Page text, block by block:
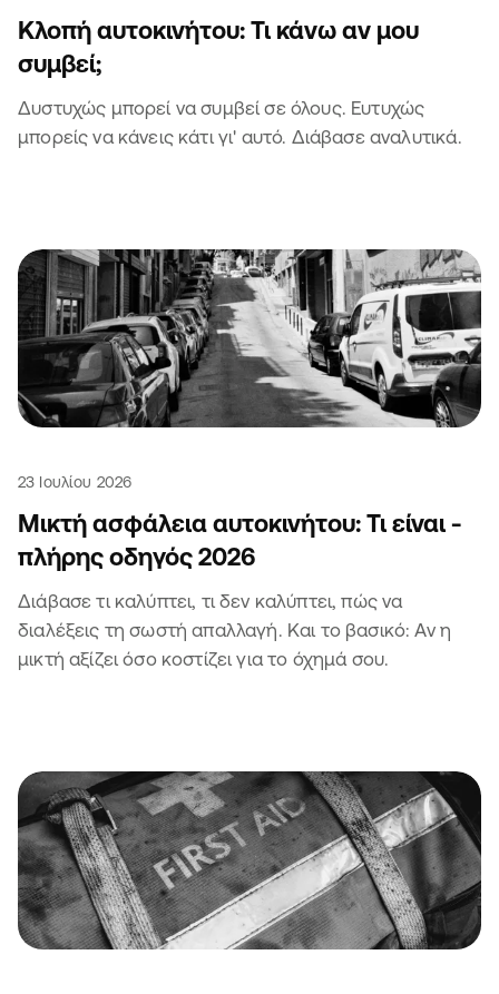
Κλοπή αυτοκινήτου: Τι κάνω αν μου
συμβεί;
Δυστυχώς μπορεί να συμβεί σε όλους. Ευτυχώς
μπορείς να κάνεις κάτι γι' αυτό. Διάβασε αναλυτικά.
23 Ιουλίου 2026
Μικτή ασφάλεια αυτοκινήτου: Τι είναι -
πλήρης οδηγός 2026
Διάβασε τι καλύπτει, τι δεν καλύπτει, πώς να
διαλέξεις τη σωστή απαλλαγή. Και το βασικό: Αν η
μικτή αξίζει όσο κοστίζει για το όχημά σου.